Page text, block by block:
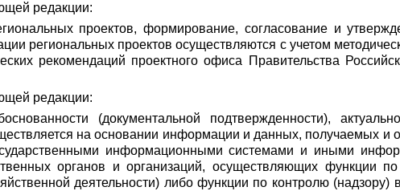
редакции:
проектов, формирование, согласование и
региональных проектов осуществляются с учетом
рекомендаций проектного офиса Правительства
редакции:
(документальной подтвержденности),
на основании информации и данных, получаемых
информационными системами и иными
органов и организаций, осуществляющих функции
деятельности) либо функции по контролю